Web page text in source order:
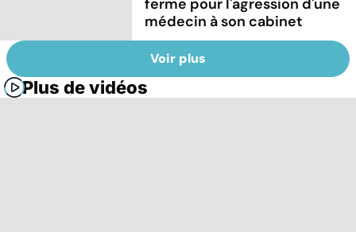
médecin à son cabinet
Voir plus
Plus de vidéos